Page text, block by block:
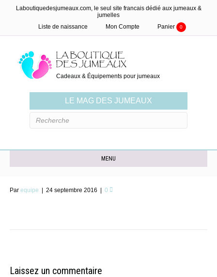
Laboutiquedesjumeaux.com, le seul site francais dédié aux jumeaux &
jumelles
Liste de naissance
Mon Compte Panier 0
Cadeaux & Équipements pour jumeaux
LE MAG DES JUMEAUX
MENU
Par equipe | 24 septembre 2016 | 0
Laissez un commentaire